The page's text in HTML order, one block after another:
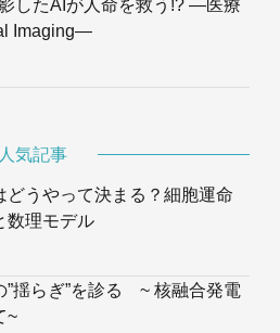
したAIが人命を救う!? —医療
Imaging—
人気記事
どうやって決まる？細胞運命
数理モデル
”揺らぎ”を診る ~ 核融合発電
~